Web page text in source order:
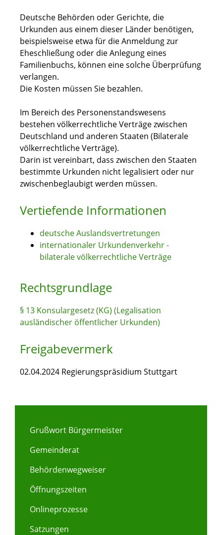
Deutsche Behörden oder Gerichte, die
Urkunden aus einem dieser Länder benötigen,
beispielsweise etwa für die Anmeldung zur
Eheschließung oder die Anlegung eines
Familienbuchs, können eine solche Überprüfung
verlangen.
Die Kosten müssen Sie bezahlen.
Im Bereich des Personenstandswesens
bestehen völkerrechtliche Verträge zwischen
Deutschland und anderen Staaten (Bilaterale
völkerrechtliche Verträge).
Darin ist vereinbart, dass zwischen den Staaten
bestimmte Urkunden nicht legalisiert oder nur
zwischenbeglaubigt werden müssen.
Vertiefende Informationen
deutsche Auslandsvertretungen
internationaler Urkundenverkehr -
bilaterale völkerrechtliche Verträge
Rechtsgrundlage
§ 13 Konsulargesetz (KG) (Legalisation
ausländischer öffentlicher Urkunden)
Freigabevermerk
02.04.2024 Regierungspräsidium Stuttgart
Grußwort Bürgermeister
Gemeinderat
Behördenwegweiser
Öffnungszeiten
Onlineprozesse
Satzungen